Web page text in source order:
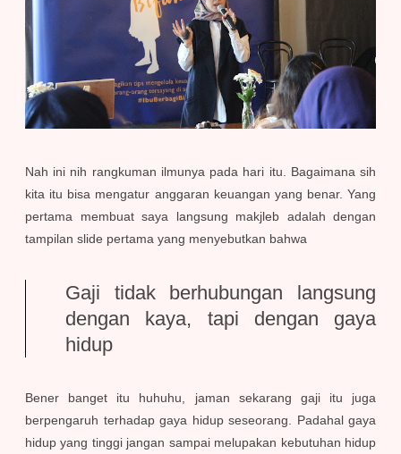
Nah ini nih rangkuman ilmunya pada hari itu. Bagaimana sih
kita itu bisa mengatur anggaran keuangan yang benar. Yang
pertama membuat saya langsung makjleb adalah dengan
tampilan slide pertama yang menyebutkan bahwa
Gaji tidak berhubungan langsung
dengan kaya, tapi dengan gaya
hidup
Bener banget itu huhuhu, jaman sekarang gaji itu juga
berpengaruh terhadap gaya hidup seseorang. Padahal gaya
hidup yang tinggi jangan sampai melupakan kebutuhan hidup